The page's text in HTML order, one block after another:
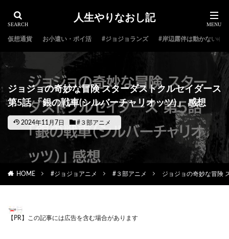
人生やりなおし記
仮想通貨 お小遣い・ポイ活 #ジョジョランズ #岸辺露伴は動かない
ジョジョの奇妙な冒険 スターダストクルセイダース
第5話 「銀の戦車(シルバーチャリオッツ)」 感想
2024年11月7日 #３部アニメ
HOME #ジョジョアニメ #３部アニメ ジョジョの奇妙な冒険
【PR】この記事には広告を含む場合があります